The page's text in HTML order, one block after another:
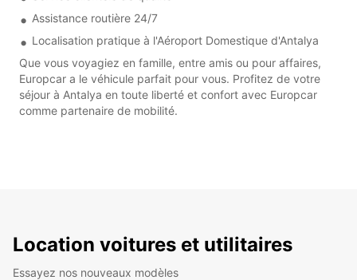
Assistance routière 24/7
Localisation pratique à l'Aéroport Domestique d'Antalya
Que vous voyagiez en famille, entre amis ou pour affaires,
Europcar a le véhicule parfait pour vous. Profitez de votre
séjour à Antalya en toute liberté et confort avec Europcar
comme partenaire de mobilité.
Location voitures et utilitaires
Essayez nos nouveaux modèles